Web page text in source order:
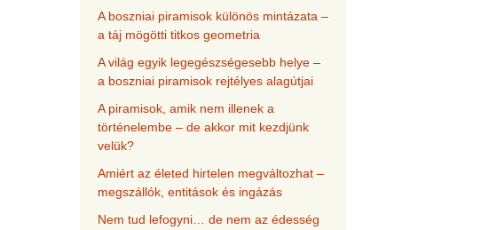
A boszniai piramisok különös mintázata –
a táj mögötti titkos geometria
A világ egyik legegészségesebb helye –
a boszniai piramisok rejtélyes alagútjai
A piramisok, amik nem illenek a
történelembe – de akkor mit kezdjünk
velük?
Amiért az életed hirtelen megváltozhat –
megszállók, entitások és ingázás
Nem tud lefogyni… de nem az édesség